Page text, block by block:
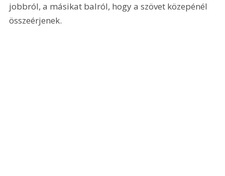
jobbról, a másikat balról, hogy a szövet közepénél
összeérjenek.